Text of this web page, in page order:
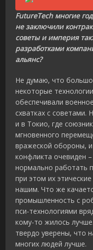
FutureTech многие
не заключили
советы и империя
разработками
альянс?
Не думаю, что
некоторые
обеспечивали
схватках с советами.
и в Токио, где
мгновенного
вражеской обороны,
конфликта очевиден
нормально работать
при этом их
нашим. Что же
промышленность с
пси-технологиями
кому-то жилось
твердо уверены, что
многих людей лучше.